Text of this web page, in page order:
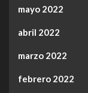
mayo 2022
abril 2022
marzo 2022
febrero 2022